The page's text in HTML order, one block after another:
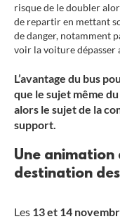
risque de le doubler
de repartir en mettant
de danger, notamment
voir la voiture dépasser
L’avantage du bus
que le sujet même
alors le sujet de la
support.
Une animation
destination
Les 13 et 14